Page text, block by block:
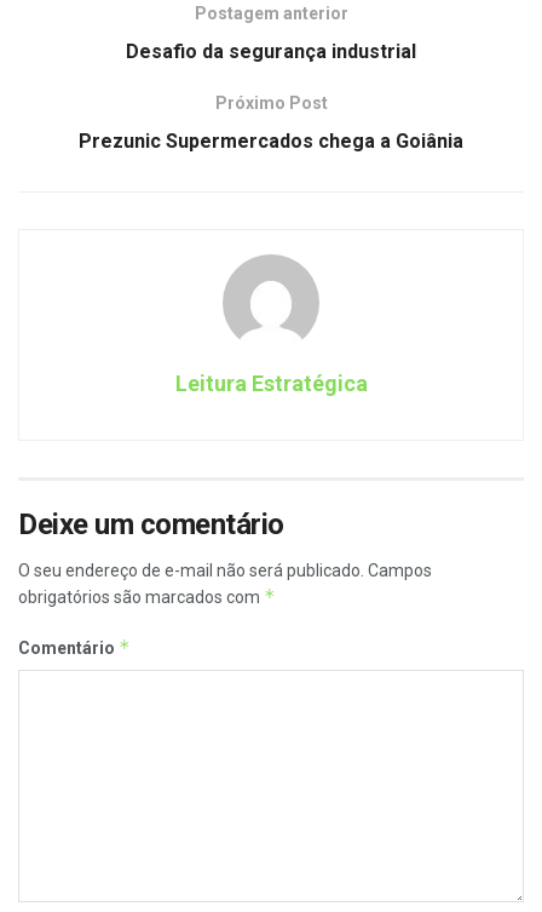
Postagem anterior
Desafio da segurança industrial
Próximo Post
Prezunic Supermercados chega a Goiânia
Leitura Estratégica
Deixe um comentário
O seu endereço de e-mail não será publicado. Campos
obrigatórios são marcados com *
Comentário *